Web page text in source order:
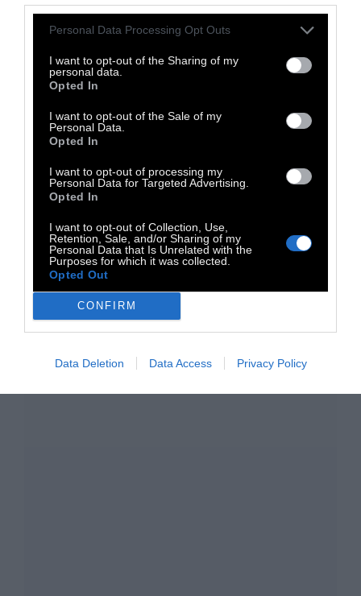
Personal Data Processing Opt Outs
I want to opt-out of the Sharing of my
personal data.
Opted In
I want to opt-out of the Sale of my
Personal Data.
Opted In
I want to opt-out of processing my
Personal Data for Targeted Advertising.
Opted In
I want to opt-out of Collection, Use,
Retention, Sale, and/or Sharing of my
Personal Data that Is Unrelated with the
Purposes for which it was collected.
Opted Out
CONFIRM
Data Deletion Data Access Privacy Policy